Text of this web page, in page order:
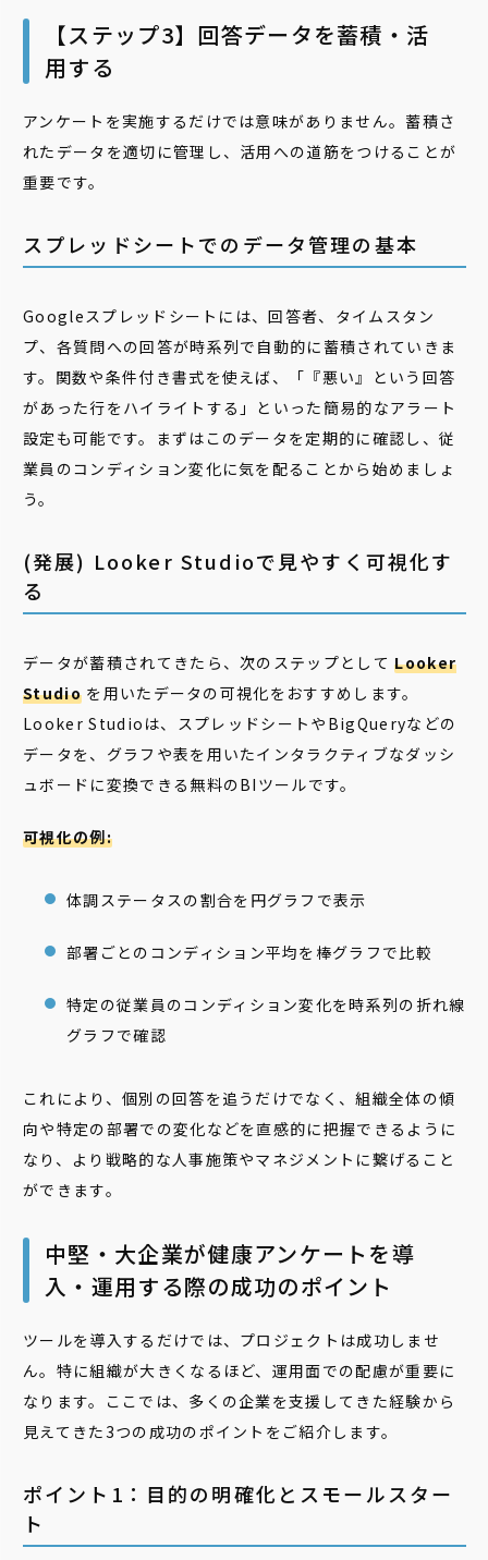
【ステップ3】回答データを蓄積・活
用する
アンケートを実施するだけでは意味がありません。蓄積さ
れたデータを適切に管理し、活用への道筋をつけることが
重要です。
スプレッドシートでのデータ管理の基本
Googleスプレッドシートには、回答者、タイムスタン
プ、各質問への回答が時系列で自動的に蓄積されていきま
す。関数や条件付き書式を使えば、「『悪い』という回答
があった行をハイライトする」といった簡易的なアラート
設定も可能です。まずはこのデータを定期的に確認し、従
業員のコンディション変化に気を配ることから始めましょ
う。
(発展) Looker Studioで見やすく可視化す
る
データが蓄積されてきたら、次のステップとしてLooker
Studioを用いたデータの可視化をおすすめします。
Looker Studioは、スプレッドシートやBigQueryなどの
データを、グラフや表を用いたインタラクティブなダッシ
ュボードに変換できる無料のBIツールです。
可視化の例:
体調ステータスの割合を円グラフで表示
部署ごとのコンディション平均を棒グラフで比較
特定の従業員のコンディション変化を時系列の折れ線
グラフで確認
これにより、個別の回答を追うだけでなく、組織全体の傾
向や特定の部署での変化などを直感的に把握できるように
なり、より戦略的な人事施策やマネジメントに繋げること
ができます。
中堅・大企業が健康アンケートを導
入・運用する際の成功のポイント
ツールを導入するだけでは、プロジェクトは成功しませ
ん。特に組織が大きくなるほど、運用面での配慮が重要に
なります。ここでは、多くの企業を支援してきた経験から
見えてきた3つの成功のポイントをご紹介します。
ポイント1：目的の明確化とスモールスター
ト